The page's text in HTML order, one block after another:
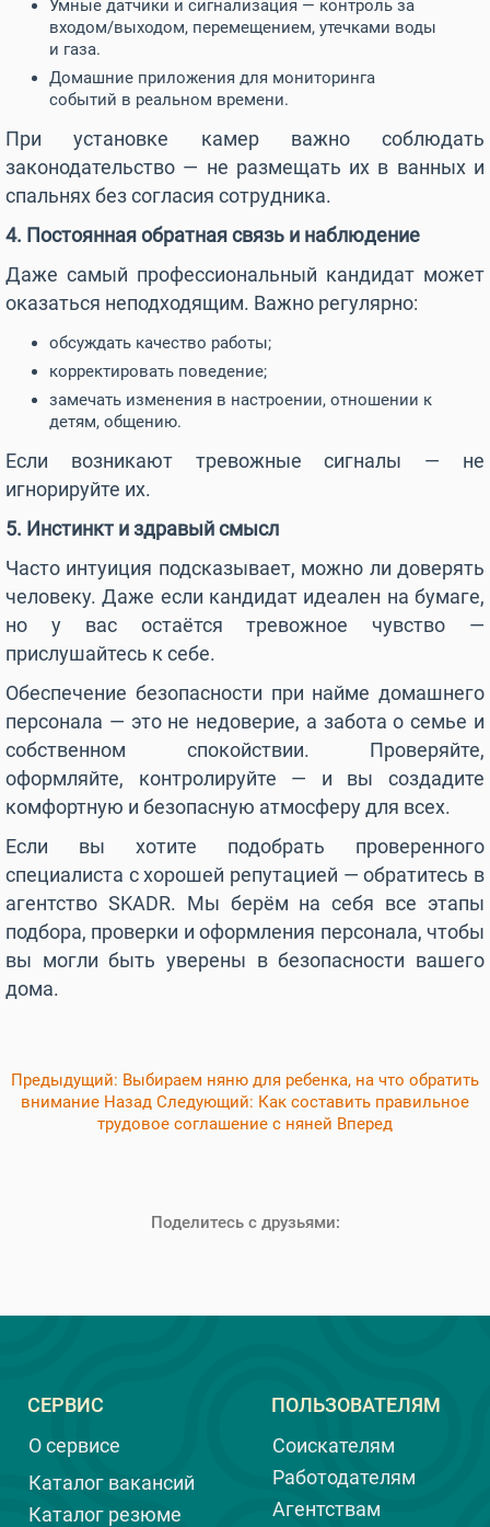
Умные датчики и сигнализация — контроль за
входом/выходом, перемещением, утечками воды
и газа.
Домашние приложения для мониторинга
событий в реальном времени.
При установке камер важно соблюдать
законодательство — не размещать их в ванных и
спальнях без согласия сотрудника.
4. Постоянная обратная связь и наблюдение
Даже самый профессиональный кандидат может
оказаться неподходящим. Важно регулярно:
обсуждать качество работы;
корректировать поведение;
замечать изменения в настроении, отношении к
детям, общению.
Если возникают тревожные сигналы — не
игнорируйте их.
5. Инстинкт и здравый смысл
Часто интуиция подсказывает, можно ли доверять
человеку. Даже если кандидат идеален на бумаге,
но у вас остаётся тревожное чувство —
прислушайтесь к себе.
Обеспечение безопасности при найме домашнего
персонала — это не недоверие, а забота о семье и
собственном спокойствии. Проверяйте,
оформляйте, контролируйте — и вы создадите
комфортную и безопасную атмосферу для всех.
Если вы хотите подобрать проверенного
специалиста с хорошей репутацией — обратитесь в
агентство SKADR. Мы берём на себя все этапы
подбора, проверки и оформления персонала, чтобы
вы могли быть уверены в безопасности вашего
дома.
Предыдущий: Выбираем няню для ребенка, на что обратить
внимание Назад Следующий: Как составить правильное
трудовое соглашение с няней Вперед
Поделитесь с друзьями:
СЕРВИС
О сервисе
Каталог вакансий
Каталог резюме
ПОЛЬЗОВАТЕЛЯМ
Соискателям
Работодателям
Агентствам